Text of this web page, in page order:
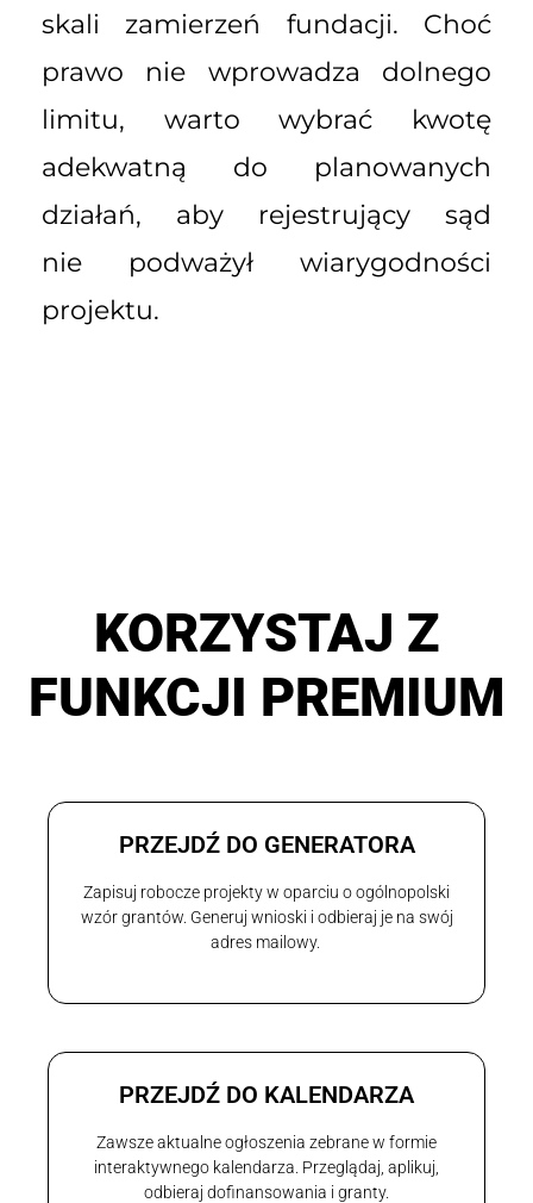
skali zamierzeń fundacji. Choć
prawo nie wprowadza dolnego
limitu, warto wybrać kwotę
adekwatną do planowanych
działań, aby rejestrujący sąd
nie podważył wiarygodności
projektu.
KORZYSTAJ Z
FUNKCJI PREMIUM
PRZEJDŹ DO GENERATORA
Zapisuj robocze projekty w oparciu o ogólnopolski
wzór grantów. Generuj wnioski i odbieraj je na swój
adres mailowy.
PRZEJDŹ DO KALENDARZA
Zawsze aktualne ogłoszenia zebrane w formie
interaktywnego kalendarza. Przeglądaj, aplikuj,
odbieraj dofinansowania i granty.